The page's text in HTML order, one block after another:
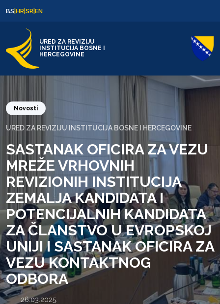
BS|HR|SR|EN
URED ZA REVIZIJU
INSTITUCIJA BOSNE I
HERCEGOVINE
Novosti
URED ZA REVIZIJU INSTITUCIJA BOSNE I HERCEGOVINE
SASTANAK OFICIRA ZA VEZU
MREŽE VRHOVNIH
REVIZIONIH INSTITUCIJA
ZEMALJA KANDIDATA I
POTENCIJALNIH KANDIDATA
ZA ČLANSTVO U EVROPSKOJ
UNIJI I SASTANAK OFICIRA ZA
VEZU KONTAKTNOG
ODBORA
26.03.2025.